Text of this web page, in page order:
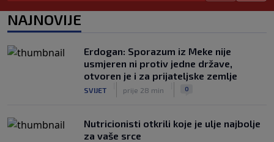
poručuju: Ako treba, neka bude bojkot
NOGOMET
|
7. aug.
| 0
NAJNOVIJE
Erdogan: Sporazum iz Meke nije
usmjeren ni protiv jedne države,
otvoren je i za prijateljske zemlje
SVIJET prije 28 min 0
Nutricionisti otkrili koje je ulje najbolje
za vaše srce